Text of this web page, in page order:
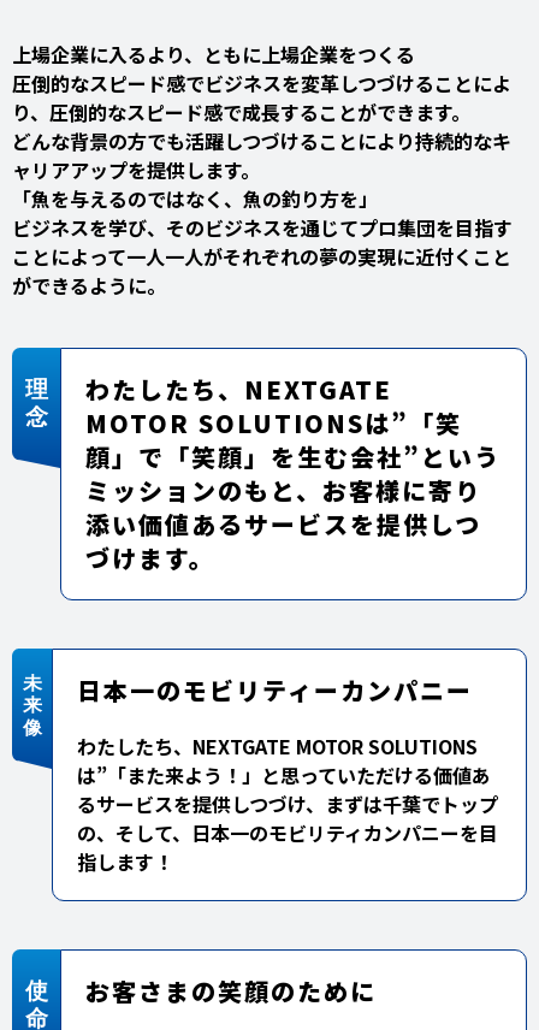
上場企業に入るより、ともに上場企業をつくる
圧倒的なスピード感でビジネスを変革しつづけることによ
り、圧倒的なスピード感で成長することができます。
どんな背景の方でも活躍しつづけることにより持続的なキ
ャリアアップを提供します。
「魚を与えるのではなく、魚の釣り方を」
ビジネスを学び、そのビジネスを通じてプロ集団を目指す
ことによって一人一人がそれぞれの夢の実現に近付くこと
ができるように。
わたしたち、NEXTGATE
MOTOR SOLUTIONSは”「笑
顔」で「笑顔」を生む会社”という
ミッションのもと、お客様に寄り
添い価値あるサービスを提供しつ
づけます。
日本一のモビリティーカンパニー
わたしたち、NEXTGATE MOTOR SOLUTIONS
は”「また来よう！」と思っていただける価値あ
るサービスを提供しつづけ、まずは千葉でトップ
の、そして、日本一のモビリティカンパニーを目
指します！
お客さまの笑顔のために